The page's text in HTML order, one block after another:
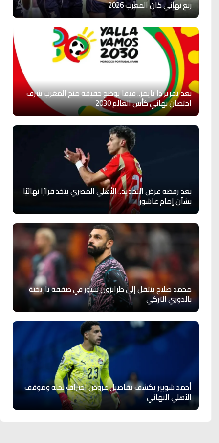
ربع نهائي كان المغرب 2026
بعد تقرير ذا تايمز.. فيفا يوضح حقيقة منح المغرب شرف
احتضان نهائي كأس العالم 2030
بعد رفضه عرض التجديد.. الأهلي المصري يتخذ قرارًا نهائيًا
بشأن إمام عاشور
محمد صلاح ينتقل إلى طرابزون سبور في صفقة تاريخية
بالدوري التركي
أحمد شوبير يكشف تفاصيل عروض احتراف نجله وموقف
الأهلي النهائي